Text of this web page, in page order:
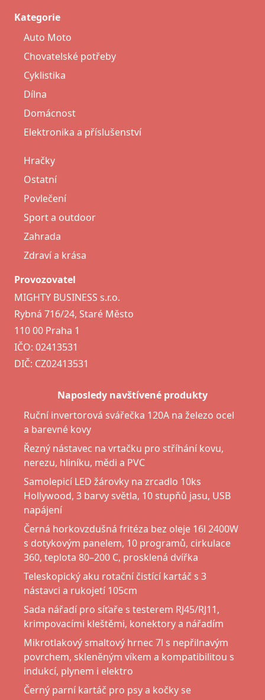
Kategorie
Auto Moto
Chovatelské potřeby
Cyklistika
Dílna
Domácnost
Elektronika a příslušenství
Hračky
Ostatní
Povlečení
Sport a outdoor
Zahrada
Zdraví a krása
Provozovatel
MIGHTY BUSINESS s.r.o.
Rybná 716/24, Staré Město
110 00 Praha 1
IČO: 02413531
DIČ: CZ02413531
Naposledy navštívené produkty
Ruční invertorová svářečka 120A na železo ocel
a barevné kovy
Řezný nástavec na vrtačku pro stříhání kovu,
nerezu, hliníku, mědi a PVC
Samolepicí LED žárovky na zrcadlo 10ks
Hollywood, 3 barvy světla, 10 stupňů jasu, USB
napájení
Černá horkovzdušná fritéza bez oleje 16l 2400W
s dotykovým panelem, 10 programů, cirkulace
360, teplota 80–200 C, prosklená dvířka
Teleskopický aku rotační čistící kartáč s 3
nástavci a rukojetí 105cm
Sada nářadí pro síťaře s testerem RJ45/RJ11,
krimpovacími kleštěmi, konektory a nářadím
Mikrotlakový smaltový hrnec 7l s nepřilnavým
povrchem, skleněným víkem a kompatibilitou s
indukcí, plynem i elektro
Černý parní kartáč pro psy a kočky se